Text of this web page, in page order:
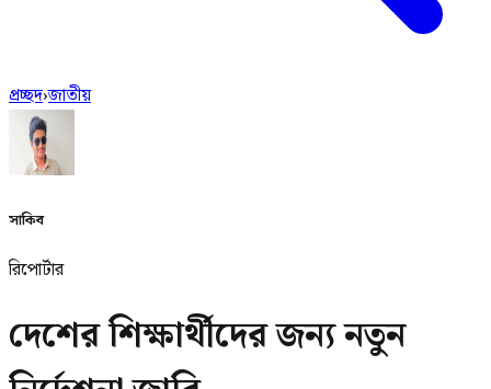
প্রচ্ছদ›জাতীয়
সাকিব
রিপোর্টার
দেশের শিক্ষার্থীদের জন্য নতুন